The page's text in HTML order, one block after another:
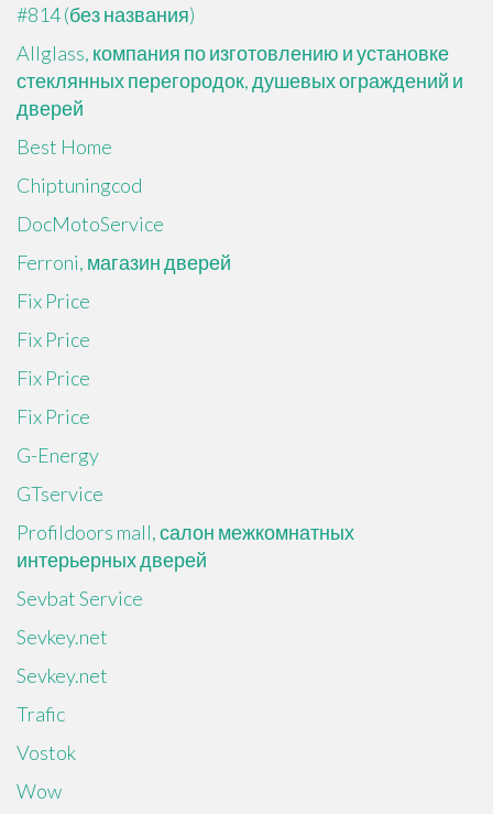
#814 (без названия)
Allglass, компания по изготовлению и установке
стеклянных перегородок, душевых ограждений и
дверей
Best Home
Chiptuningcod
DocMotoService
Ferroni, магазин дверей
Fix Price
Fix Price
Fix Price
Fix Price
G-Energy
GTservice
Profildoors mall, салон межкомнатных
интерьерных дверей
Sevbat Service
Sevkey.net
Sevkey.net
Trafic
Vostok
Wow